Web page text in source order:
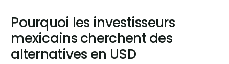
Pourquoi les investisseurs
mexicains cherchent des
alternatives en USD